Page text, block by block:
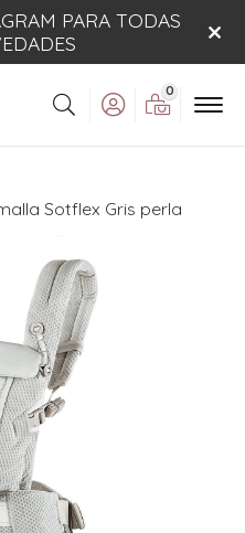
PARA TODAS
Buscar
0
Sotflex Gris perla